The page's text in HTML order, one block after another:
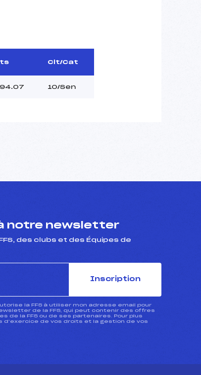
Clt/Cat
10/Sen
notre newsletter
des clubs et des Équipes de
Inscription
la FFS à utiliser mon adresse email pour
de la FFS, qui peut contenir des offres
de la FFS ou de ses partenaires. Pour plus
d’exercice de vos droits et la gestion de vos